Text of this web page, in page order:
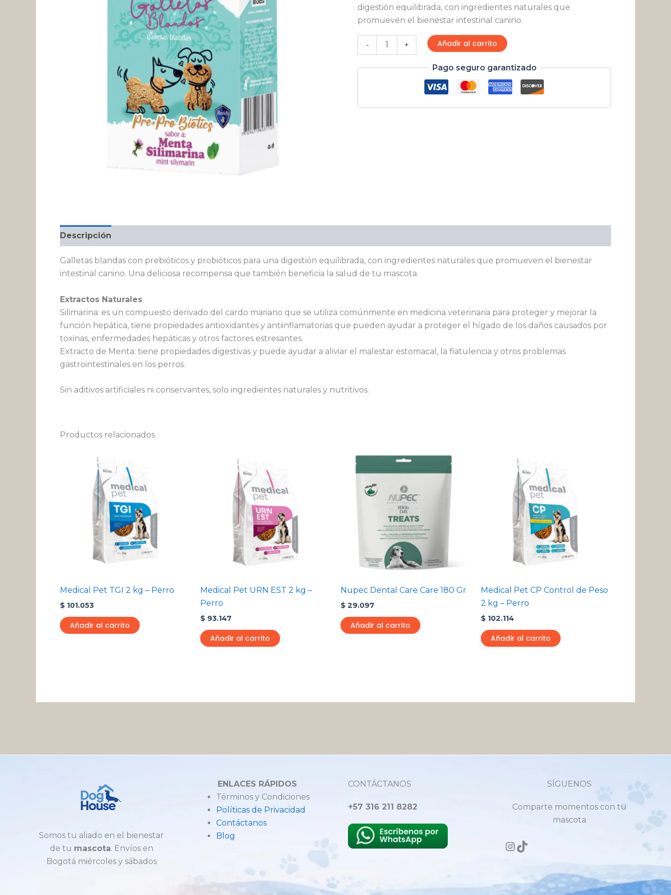
digestión equilibrada, con ingredientes naturales que
promueven el bienestar intestinal canino.
-
Gr
cantidad
+ Añadir al carrito
Pago seguro garantizado
Descripción
Galletas blandas con prebióticos y probióticos para una digestión equilibrada, con ingredientes naturales que promueven el bienestar
intestinal canino. Una deliciosa recompensa que también beneficia la salud de tu mascota.
Extractos Naturales
Silimarina: es un compuesto derivado del cardo mariano que se utiliza comúnmente en medicina veterinaria para proteger y mejorar la
función hepática, tiene propiedades antioxidantes y antiinflamatorias que pueden ayudar a proteger el hígado de los daños causados por
toxinas, enfermedades hepáticas y otros factores estresantes.
Extracto de Menta: tiene propiedades digestivas y puede ayudar a aliviar el malestar estomacal, la flatulencia y otros problemas
gastrointestinales en los perros.
Sin aditivos artificiales ni conservantes, solo ingredientes naturales y nutritivos.
Productos relacionados
Medical Pet TGI 2 kg – Perro
$ 101.053
Añadir al carrito
Medical Pet URN EST 2 kg –
Perro
$ 93.147
Añadir al carrito
Nupec Dental Care Care 180 Gr
$ 29.097
Añadir al carrito
Medical Pet CP Control de Peso
2 kg – Perro
$ 102.114
Añadir al carrito
Somos tu aliado en el bienestar
de tu mascota. Envíos en
Bogotá miércoles y sábados
ENLACES RÁPIDOS
Términos y Condiciones
Políticas de Privacidad
Contáctanos
Blog
CONTÁCTANOS
+57 316 211 8282
SÍGUENOS
Comparte momentos con tu
mascota